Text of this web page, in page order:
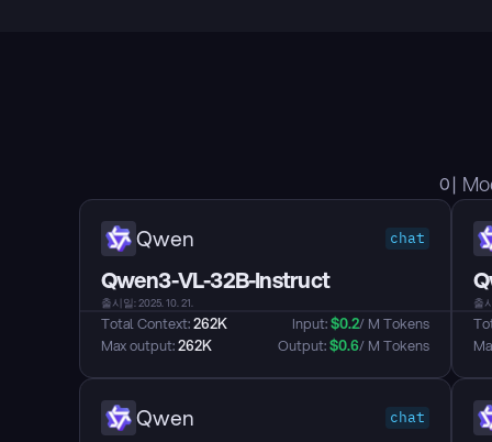
이
Qwen chat
Qwen3-VL-32B-Instruct
출시일: 2025. 10. 21.
Total Context: 262K
Max output: 262K
Input: $0.2/ M Tokens
Output: $0.6/ M Tokens
출
Qwen chat